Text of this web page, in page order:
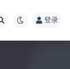
登录